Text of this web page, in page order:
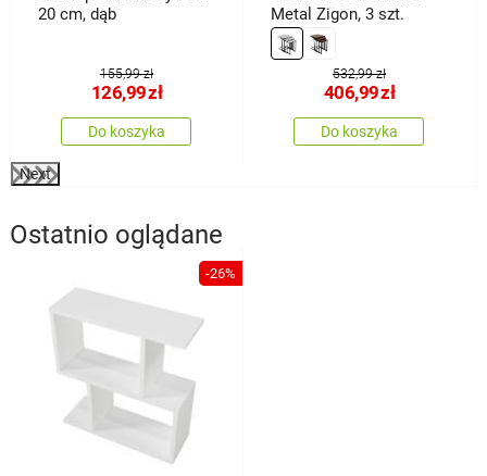
20 cm, dąb
155,99 zł
126,99zł
Do koszyka
Metal Zigon, 3 szt.
532,99 zł
406,99zł
Do koszyka
Next
Ostatnio oglądane
-26%